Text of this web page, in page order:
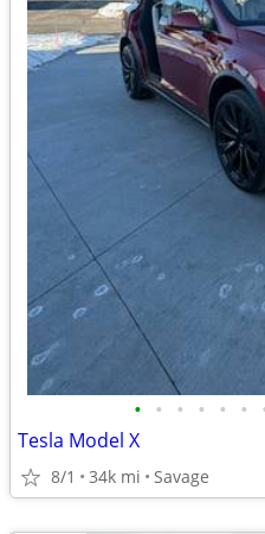
• • • • • •
Tesla Model X
8/1 34k mi Savage